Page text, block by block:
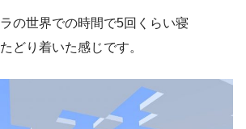
の世界での時間で5回くらい寝
どり着いた感じです。